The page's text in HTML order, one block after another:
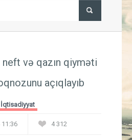
İqtisadiyyat
və qazın qiyməti
açıqlayıb
İqtisadiyyat
11:36 4 312